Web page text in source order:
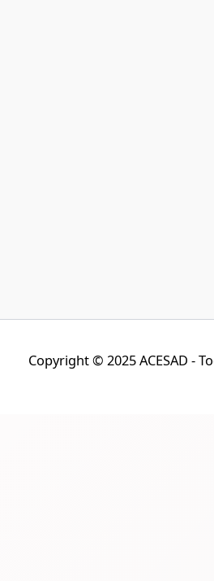
Copyright © 2025 ACESAD -